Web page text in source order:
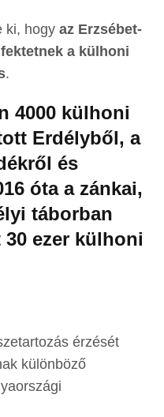
ki, hogy az Erzsébet-
a külhoni
.
4000 külhoni
Erdélyből, a
és
óta a zánkai,
táborban
ezer külhoni
érzését
különböző